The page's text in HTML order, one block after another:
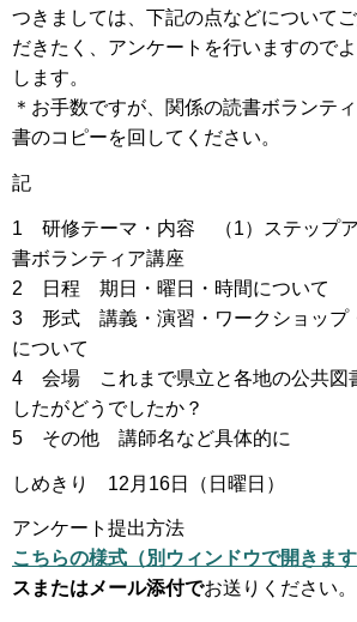
つきましては、下記の点などについて
だきたく、アンケートを行いますので
します。
＊お手数ですが、関係の読書ボランテ
書のコピーを回してください。
記
1 研修テーマ・内容 （1）ステップ
書ボランティア講座
2 日程 期日・曜日・時間について
3 形式 講義・演習・ワークショップ
について
4 会場 これまで県立と各地の公共図
したがどうでしたか？
5 その他 講師名など具体的に
しめきり 12月16日（日曜日）
アンケート提出方法
こちらの様式（別ウィンドウで開きます
スまたはメール添付でお送りください。